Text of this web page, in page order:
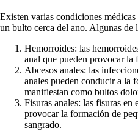
Existen varias condiciones
un bulto cerca del ano. Algunas de
Hemorroides: las
anal que pueden provocar la
Abcesos anales: las
anales pueden conducir a la
manifiestan como bultos
Fisuras anales: las fisuras
provocar la formación de
sangrado.